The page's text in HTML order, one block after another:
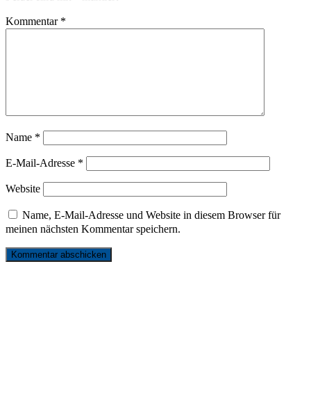
Kommentar *
Name *
E-Mail-Adresse *
Website
Name, E-Mail-Adresse und Website in diesem Browser für
meinen nächsten Kommentar speichern.